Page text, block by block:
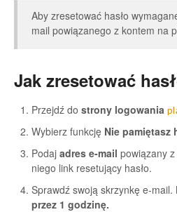
Aby zresetować hasło
mail powiązanego z kontem na
Jak zresetować
Przejdź do strony logowania
Wybierz funkcję Nie pamiętasz
Podaj adres e-mail powiązany
niego link resetujący hasło.
Sprawdź swoją skrzynkę e-mail.
przez 1 godzinę.